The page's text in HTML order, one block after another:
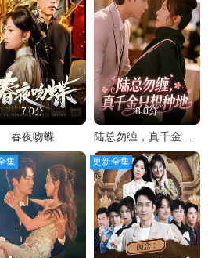
7.0分
春夜吻蝶
8.0分
集 更新全集